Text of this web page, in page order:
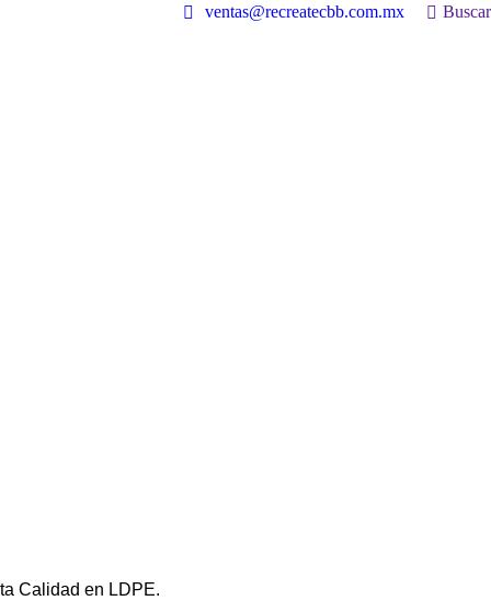
ventas@recreatecbb.com.mx Buscar:
Buscar
Calidad en LDPE.